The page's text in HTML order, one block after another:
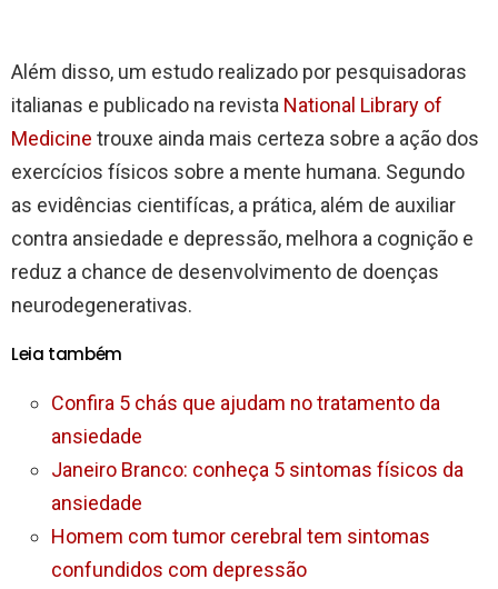
Além disso, um estudo realizado por pesquisadoras
italianas e publicado na revista National Library of
Medicine trouxe ainda mais certeza sobre a ação dos
exercícios físicos sobre a mente humana. Segundo
as evidências cientifícas, a prática, além de auxiliar
contra ansiedade e depressão, melhora a cognição e
reduz a chance de desenvolvimento de doenças
neurodegenerativas.
Leia também
Confira 5 chás que ajudam no tratamento da
ansiedade
Janeiro Branco: conheça 5 sintomas físicos da
ansiedade
Homem com tumor cerebral tem sintomas
confundidos com depressão